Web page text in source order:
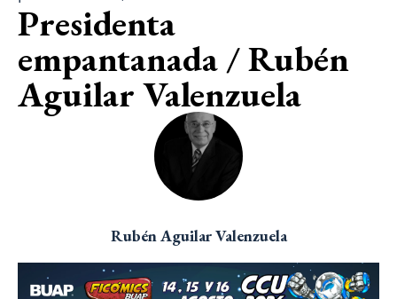
Presidenta
empantanada / Rubén
Aguilar Valenzuela
Rubén Aguilar Valenzuela